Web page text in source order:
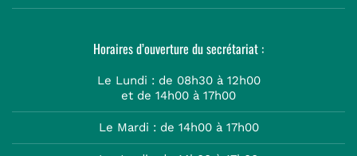
Horaires d’ouverture du secrétariat :
Le Lundi : de 08h30 à 12h00
et de 14h00 à 17h00
Le Mardi : de 14h00 à 17h00